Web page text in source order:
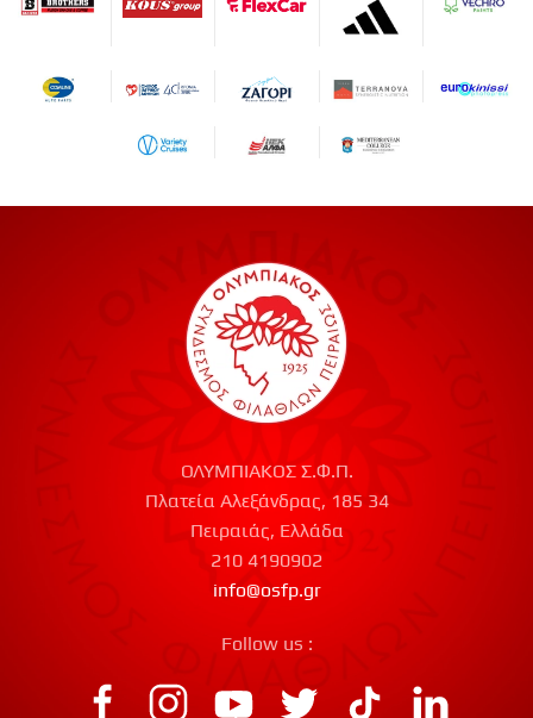
ΟΛΥΜΠΙΑΚΟΣ Σ.Φ.Π.
Πλατεία Αλεξάνδρας, 185 34
Πειραιάς, Ελλάδα
210 4190902
info@osfp.gr
Follow us :